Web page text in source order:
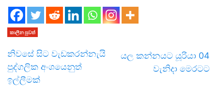
කාලීන පුවත්
නිවසේ සිට වැඩකරන්නැයි
පුද්ගලික අංශයෙනුත්
ඉල්ලීමක්
යල කන්නයට යූරියා 04
වැනිදා මෙරටට